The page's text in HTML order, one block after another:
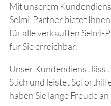
Mit unserem
Selmi-Partner bietet
für alle verkauften Selmi-
für Sie erreichbar.
Unser Kundendienst lässt
Stich und leistet
haben Sie lange Freude